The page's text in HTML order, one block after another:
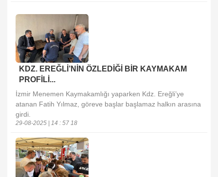
KDZ. EREĞLİ’NİN ÖZLEDİĞİ BİR KAYMAKAM
PROFİLİ...
İzmir Menemen Kaymakamlığı yaparken Kdz. Ereğli’ye
atanan Fatih Yılmaz, göreve başlar başlamaz halkın arasına
girdi.
29-08-2025 | 14 : 57 18